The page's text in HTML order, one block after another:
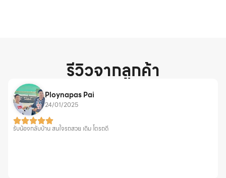
รีวิวจากลูกค้า
Ploynapas Pai
24/01/2025
รับน้องกลับบ้าน สนใจรถสวย เดิม โตรถดี